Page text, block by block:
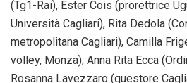
(Tg1-Rai), Ester Cois (prorettrice
Università Cagliari), Rita Dedola
metropolitana Cagliari), Camilla
volley, Monza); Anna Rita Ecca
Rosanna Lavezzaro (questore